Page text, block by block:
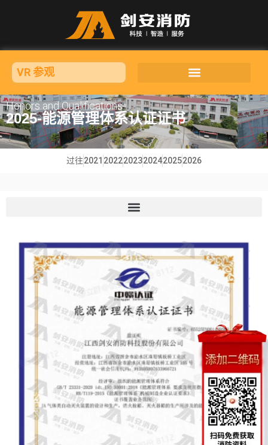
VR 参观
Honors and Qualifications
2025-能源管理体系认证证书
过往2021 20222023202420252026